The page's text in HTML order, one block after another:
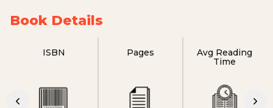
Book Details
ISBN Pages
Avg Reading
Time